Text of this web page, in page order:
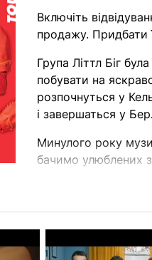
Включіть
продажу. Придбати
Група Літтл Біг
побувати на
розпочнуться у
і завершаться у
Минулого року
бачимо улюблених
Тур 2023 року в